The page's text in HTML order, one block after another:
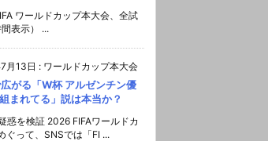
ワールドカップ本大会、全試
表示） ...
月13日 : ワールドカップ本大会
がる「W杯 アルゼンチン優
まれてる」説は本当か？
惑を検証 2026 FIFAワールドカ
ぐって、SNSでは「FI ...